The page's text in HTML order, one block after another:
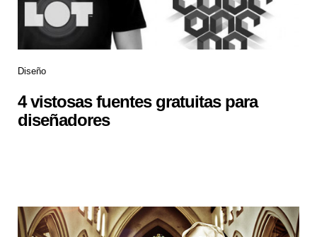
Diseño
4 vistosas fuentes gratuitas para
diseñadores